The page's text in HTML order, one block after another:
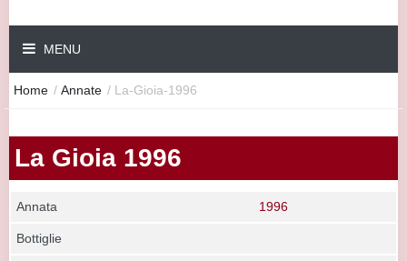
MENU
Home / Annate / La-Gioia-1996
La Gioia 1996
Annata 1996
Bottiglie